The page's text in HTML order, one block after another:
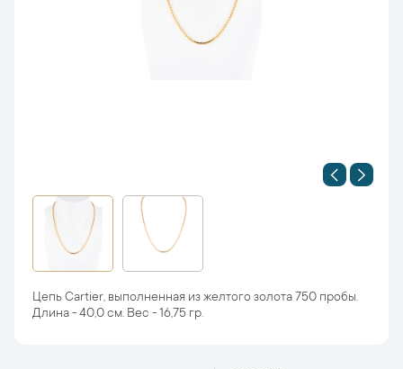
Цепь Cartier, выполненная из желтого золота 750 пробы.
Длина - 40,0 см. Вес - 16,75 гр.